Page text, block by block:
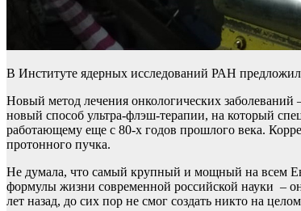
В Институте ядерных исследований РАН
Новый метод лечения онкологических
новый способ ультра-флэш-терапии, на который
работающему еще с 80-х годов прошлого века.
протонного пучка.
Не думала, что самый крупный и мощный на всем
формулы жизни современной российской науки –
лет назад, до сих пор не смог создать никто на